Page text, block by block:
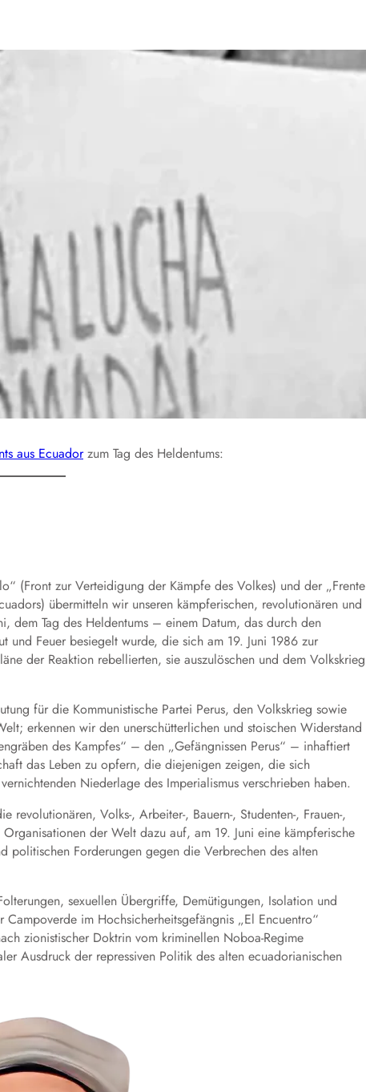
aus Ecuadorzum Tag des Heldentums:
(Front zur Verteidigung der Kämpfe des Volkes) und der „Frente
übermitteln wir unseren kämpferischen, revolutionären und
dem Tag des Heldentums – einem Datum, das durch den
und Feuer besiegelt wurde, die sich am 19. Juni 1986 zur
der Reaktion rebellierten, sie auszulöschen und dem Volkskrieg
für die Kommunistische Partei Perus, den Volkskrieg sowie
erkennen wir den unerschütterlichen und stoischen Widerstand
des Kampfes“ – den „Gefängnissen Perus“ – inhaftiert
das Leben zu opfern, die diejenigen zeigen, die sich
Niederlage des Imperialismus verschrieben haben.
revolutionären, Volks-, Arbeiter-, Bauern-, Studenten-, Frauen-,
der Welt dazu auf, am 19. Juni eine kämpferische
politischen Forderungen gegen die Verbrechen des alten
sexuellen Übergriffe, Demütigungen, Isolation und
im Hochsicherheitsgefängnis „El Encuentro“
zionistischer Doktrin vom kriminellen Noboa-Regime
Ausdruck der repressiven Politik des alten ecuadorianischen